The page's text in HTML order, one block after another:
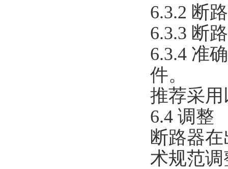
6.3.2 断
6.3.3 断
6.3.4 准
件。
推荐采
6.4 调整
断路器
术规范